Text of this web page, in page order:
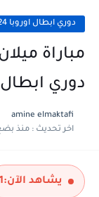
دوري ابطال اوروبا 2023/2024
مباراة
دوري ابطال
amine elmaktafi
اخر تحديث :منذ
يشاهد الآن:1